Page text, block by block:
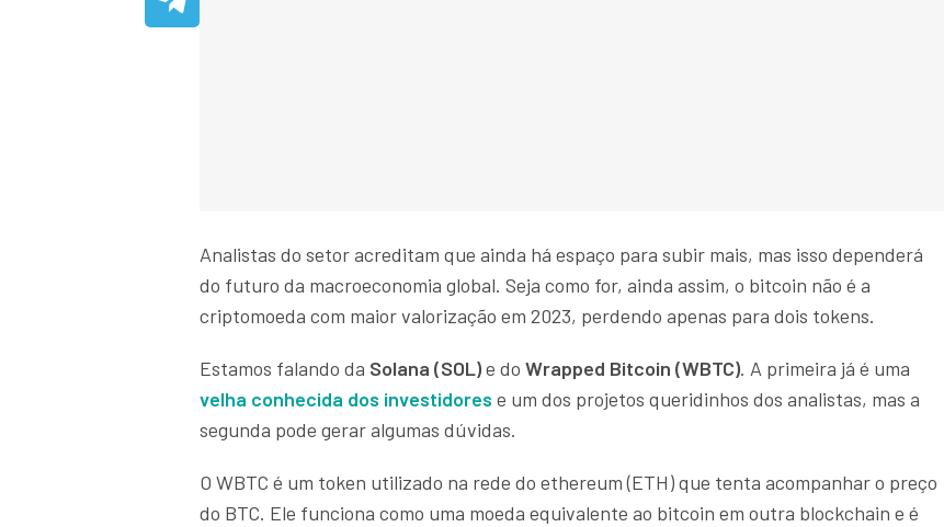
Analistas do setor acreditam que ainda há espaço para subir mais, mas isso dependerá
do futuro da macroeconomia global. Seja como for, ainda assim, o bitcoin não é a
criptomoeda com maior valorização em 2023, perdendo apenas para dois tokens.
Estamos falando da Solana (SOL)e do Wrapped Bitcoin (WBTC). A primeira já é uma
velha conhecida dos investidores e um dos projetos queridinhos dos analistas, mas a
segunda pode gerar algumas dúvidas.
O WBTC é um token utilizado na rede do ethereum (ETH) que tenta acompanhar o preço
do BTC. Ele funciona como uma moeda equivalente ao bitcoin em outra blockchain e é